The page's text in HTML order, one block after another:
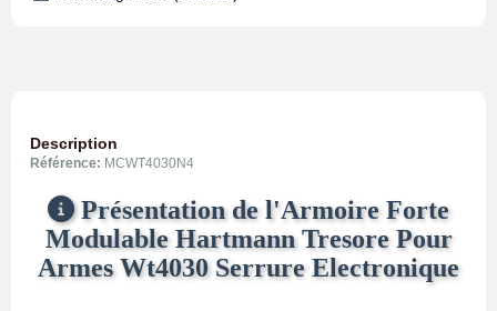
Description
Référence: MCWT4030N4
Présentation de l'Armoire Forte
Modulable Hartmann Tresore Pour
Armes Wt4030 Serrure Electronique